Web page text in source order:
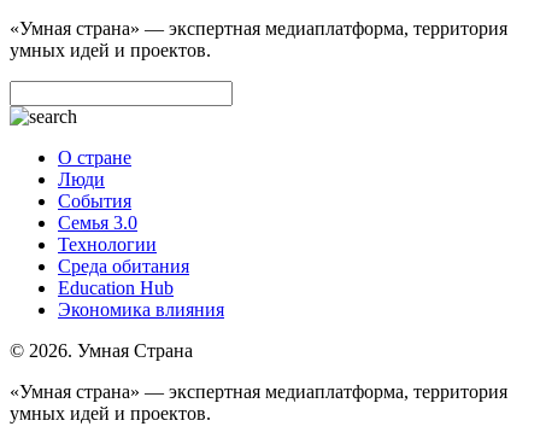
«Умная страна» — экспертная медиаплатформа, территория
умных идей и проектов.
О стране
Люди
События
Семья 3.0
Технологии
Среда обитания
Education Hub
Экономика влияния
© 2026. Умная Страна
«Умная страна» — экспертная медиаплатформа, территория
умных идей и проектов.